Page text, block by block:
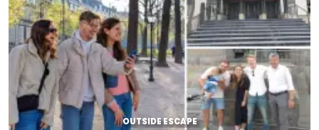
OUTSIDE ESCAPE